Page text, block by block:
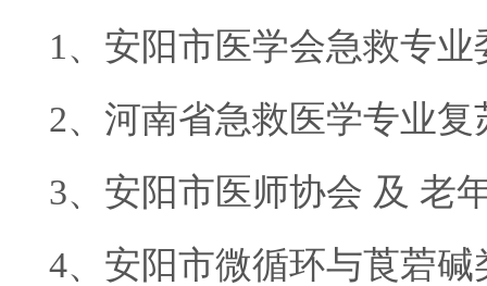
1、安阳市医学会急救专业
2、河南省急救医学专业复
3、安阳市医师协会 及 老
4、安阳市微循环与莨菪碱